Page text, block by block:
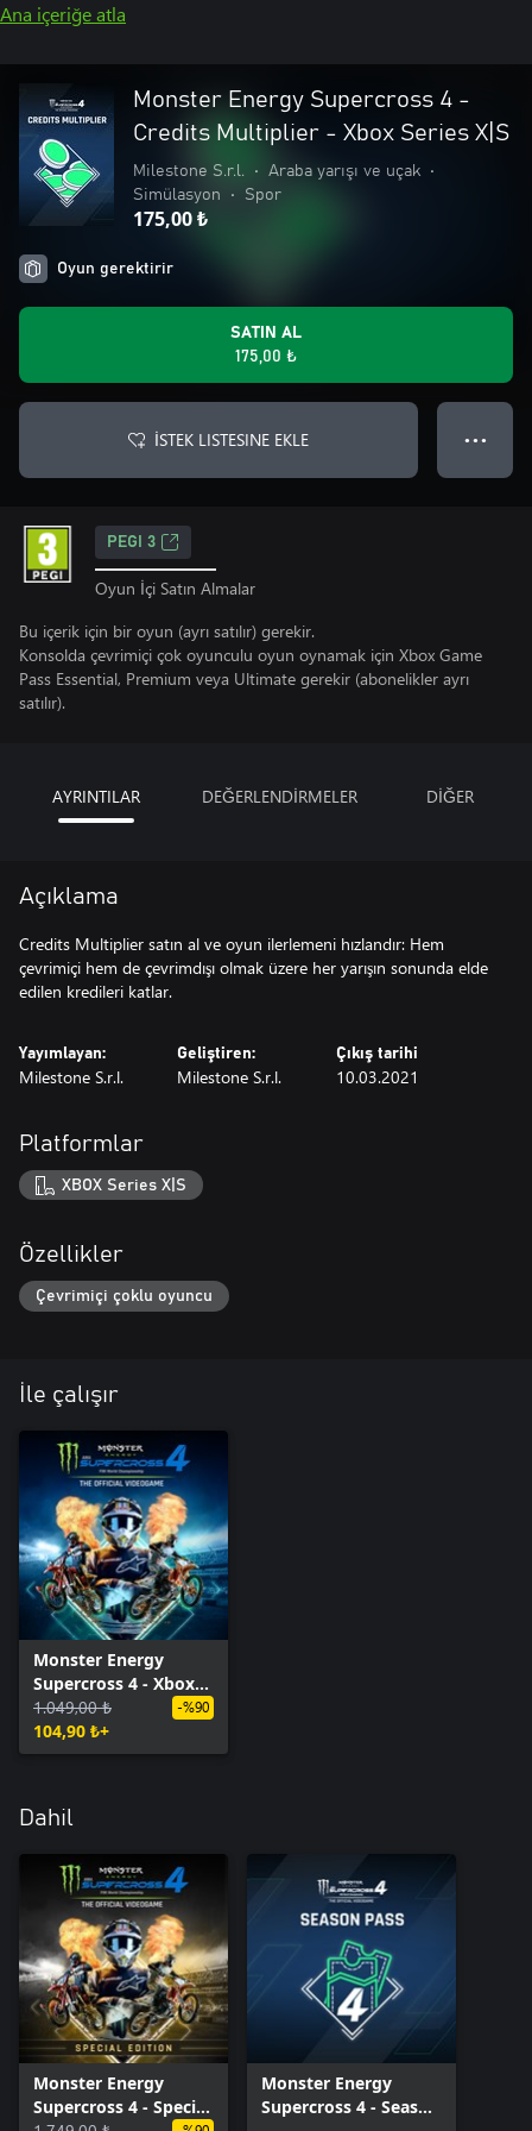
Ana içeriğe atla
Monster Energy Supercross 4 -
Credits Multiplier - Xbox Series X|S
Milestone S.r.l. • Araba yarışı ve uçak
•
Simülasyon
• Spor
175,00 ₺
Oyun gerektirir
SATIN AL
175,00 ₺
İSTEK LISTESINE EKLE ● ● ●
PEGI 3
Oyun İçi Satın Almalar
Bu içerik için bir oyun (ayrı satılır) gerekir.
Konsolda çevrimiçi çok oyunculu oyun oynamak için Xbox Game
Pass Essential, Premium veya Ultimate gerekir (abonelikler ayrı
satılır).
AYRINTILAR DEĞERLENDİRMELER DİĞER
Açıklama
Credits Multiplier satın al ve oyun ilerlemeni hızlandır: Hem
çevrimiçi hem de çevrimdışı olmak üzere her yarışın sonunda elde
edilen kredileri katlar.
Yayımlayan:
Milestone S.r.l.
Geliştiren:
Milestone S.r.l.
Çıkış tarihi
10.03.2021
Platformlar
XBOX Series X|S
Özellikler
Çevrimiçi çoklu oyuncu
İle çalışır
Monster Energy
Supercross 4 - Xbox
Series X|S
1.049,00 ₺
104,90 ₺+
-%90
Dahil
Monster Energy
Supercross 4 - Special
Monster Energy
Supercross 4 - Season